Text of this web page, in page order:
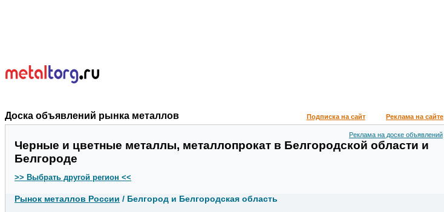
Доска объявлений рынка металлов Подписка на сайт Реклама на сайте
Реклама на доске объявлений
Черные и цветные металлы, металлопрокат в Белгородской области и
Белгороде
>> Выбрать другой регион <<
Рынок металлов России / Белгород и Белгородская область